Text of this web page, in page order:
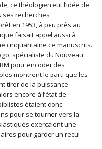
ce théologien eut l’idée de
ses recherches
en 1953, à peu près au
faisait appel aussi à
cinquantaine de manuscrits.
spécialiste du Nouveau
pour encoder des
montrent le parti que les
tirer de la puissance
encore à l’état de
étaient donc
pour se tourner vers la
exerçaient une
pour garder un recul